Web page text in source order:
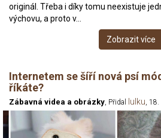
originál. Třeba i díky tomu neexistuje
výchovu, a proto v…
Zobrazit více
Internetem se šíří nová psí
říkáte?
Zábavná videa a obrázky, Přidal lulku,